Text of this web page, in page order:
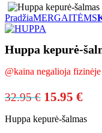
PradžiaMERGAITĖMS
Huppa kepurė-
@kaina negalioja
32.95€ Original
was:
15.95 €
is:
Huppa kepurė-šalmas